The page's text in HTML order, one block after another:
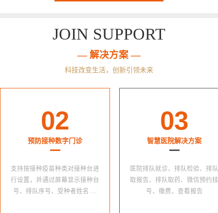
JOIN SUPPORT
— 解决方案 —
科技改变生活，创新引领未来
02
预防接种数字门诊
支持按接种疫苗种类对接种台进
行设置，并通过屏幕显示接种台
号、排队序号、受种者姓名 …
03
智慧医院解决方案
医院排队就诊、排队检验、排队
取报告、排队取药、微信预约挂
号、缴费、查看报告